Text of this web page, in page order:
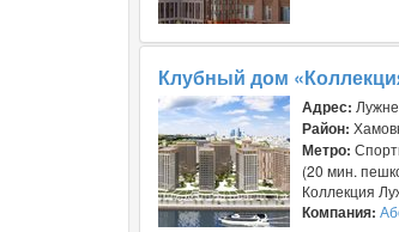
Клубный дом
Адрес:
Район:
Метро:
(20 мин.
Коллекция
Компания: